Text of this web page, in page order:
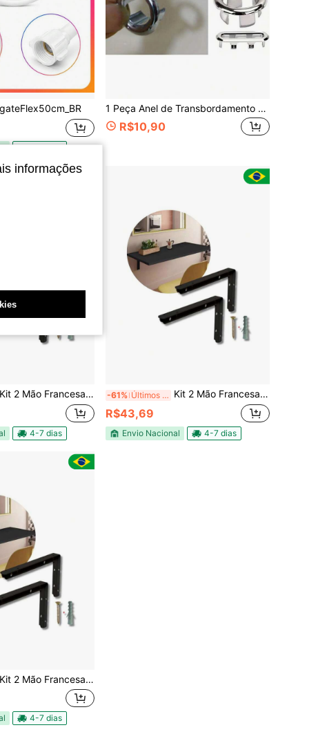
4-7 dias
1 Peça Anel de Transbordamento de Pia de Lavagem, Tampa Decorada Arrumada, Plugue de Transbordamento de Pia, Anel de Transbordamento de Pia de Plástico e Aço Inoxidável
R$10,90
Kit 2 Mão Francesa Suporte Pia Super Reforcado PRETO FOSCO OU BRANCO com Buchas e Parafusos
4-7 dias
-61% Últimos 3 dias Kit 2 Mão Francesa Suporte Pia Super Reforcado PRETO FOSCO OU BRANCO com Buchas e Parafusos
R$43,69
Envio Nacional 4-7 dias
Kit 2 Mão Francesa Suporte Pia Super Reforcado PRETO FOSCO OU BRANCO com Buchas e Parafusos
4-7 dias
informações